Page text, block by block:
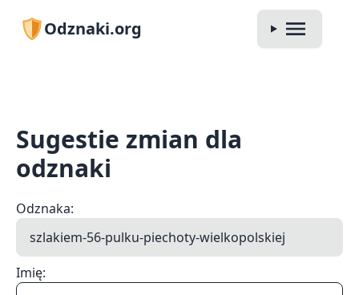
Odznaki.org
Sugestie zmian dla
odznaki
Odznaka:
Imię: